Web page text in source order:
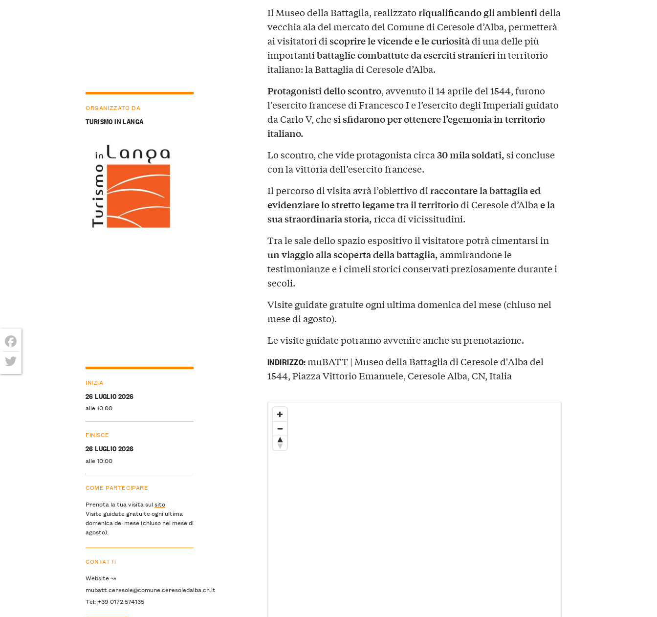
Il Museo della Battaglia, realizzatoriqualificando gli ambientidella
vecchia ala del mercato del Comune di Ceresole d’Alba, permetterà
ai visitatori discoprire le vicende e le curiositàdi una delle più
importantibattaglie combattute da eserciti stranieriin territorio
italiano: la Battaglia di Ceresole d’Alba.
Protagonisti dello scontro, avvenuto il 14 aprile del 1544, furono
l’esercito francese di Francesco I e l’esercito degli Imperiali guidato
da Carlo V, chesi sfidarono per ottenere l’egemonia in territorio
italiano.
Lo scontro, che vide protagonista circa30 mila soldati,si concluse
con la vittoria dell’esercito francese.
Il percorso di visita avrà l’obiettivo diraccontare la battaglia ed
evidenziare lo stretto legame tra il territoriodi Ceresole d’Albae la
sua straordinaria storia,ricca di vicissitudini.
Tra le sale dello spazio espositivo il visitatore potrà cimentarsi in
un viaggio alla scoperta della battaglia, ammirandone le
testimonianze e i cimeli storici conservati preziosamente durante i
secoli.
Visite guidate gratuite ogni ultima domenica del mese (chiuso nel
mese di agosto).
Le visite guidate potranno avvenire anche su prenotazione.
ORGANIZZATO DA
TURISMO IN LANGA
INIZIA
26 LUGLIO 2026
alle 10:00
FINISCE
26 LUGLIO 2026
alle 10:00
COME PARTECIPARE
Prenota la tua visita sulsito
Visite guidate gratuite ogni ultima
domenica del mese (chiuso nel mese di
agosto).
CONTATTI
Website ↝
mubatt.ceresole@comune.ceresoledalba.cn.it
Tel: +39 0172 574135
INDIRIZZO:muBATT | Museo della Battaglia di Ceresole d'Alba del
1544, Piazza Vittorio Emanuele, Ceresole Alba, CN, Italia
Facebook
Twitter